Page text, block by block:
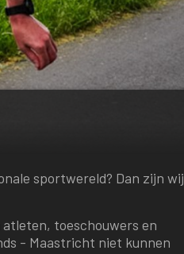
sportwereld? Dan zijn wij
toeschouwers en
- Maastricht niet kunnen